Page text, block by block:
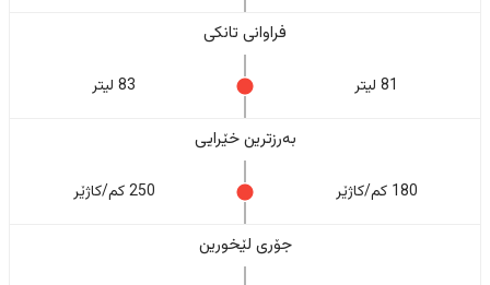
فراوانی تانکی
81 لیتر 83 لیتر
بەرزترین خێرایی
180 کم/کاژێر 250 کم/کاژێر
جۆری لێخورین